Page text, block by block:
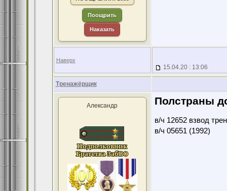
Поощрить
Наказать
Наверх
15.04.20 : 13:06
Тренажёрщик
Александр Полстраны
в/ч 12652 взвод
в/ч 05651 (1992)